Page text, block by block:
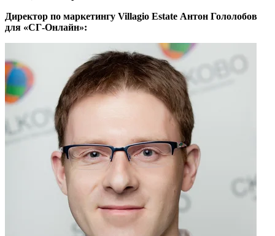
Директор по маркетингу Villagio Estate Антон Гололобов
для «СГ-Онлайн»: